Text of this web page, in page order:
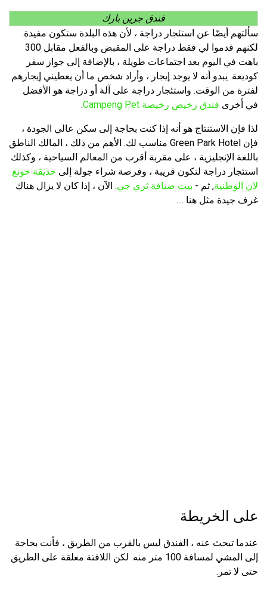
فندق جرين بارك
سألتهم أيضًا عن استئجار دراجة ، لأن هذه البلدة ستكون مفيدة.
لكنهم قدموا لي فقط دراجة على المقبض وبالفعل مقابل 300
باهت في اليوم بعد اجتماعات طويلة ، بالإضافة إلى جواز سفر
كوديعة. يبدو أنه لا يوجد إيجار ، وأراد شخص ما أن يعطيني إيجارهم
لفترة من الوقت. واستئجار دراجة على آلة أو دراجة هو الأفضل
في أخرى فندق رخيص رخيصة Campeng Pet .
لذا فإن الاستنتاج هو أنه إذا كنت بحاجة إلى سكن عالي الجودة ،
فإن Green Park Hotel مناسب لك. الأهم من ذلك ، المالك الناطق
باللغة الإنجليزية ، على مقربة أقرب من المعالم السياحية ، وكذلك
استئجار دراجة لتكون قريبة ، وفرصة شراء جولة إلى حديقة خونغ
لان الوطنية, ثم - بيت ضيافة ثري جي. الآن ، إذا كان لا يزال هناك
غرف جيدة مثل هنا ....
على الخريطة
عندما تبحث عنه ، الفندق ليس بالقرب من الطريق ، فأنت بحاجة
إلى المشي لمسافة 100 متر منه. لكن اللافتة معلقة على الطريق
حتى لا تمر.